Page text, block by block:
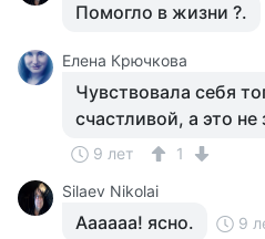
Помогло в жизни ?.
Елена Крючкова
Чувствовала себя
счастливой, а это не
9 лет
1
Silaev Nikolai
Аааааа! ясно. 9